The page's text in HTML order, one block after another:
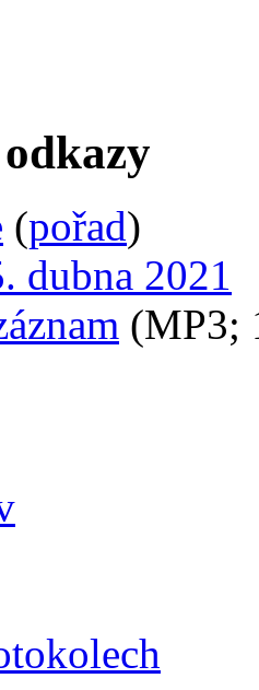
(pořad)
dubna 2021
(MP3;